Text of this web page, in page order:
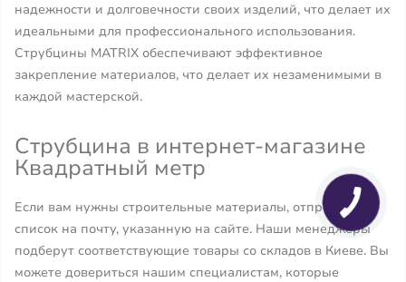
надежности и долговечности своих изделий, что делает их
идеальными для профессионального использования.
Струбцины MATRIX обеспечивают эффективное
закрепление материалов, что делает их незаменимыми в
каждой мастерской.
Струбцина в интернет-магазине
Квадратный метр
Если вам нужны строительные материалы, отправьте
список на почту, указанную на сайте. Наши менеджеры
подберут соответствующие товары со складов в Киеве. Вы
можете довериться нашим специалистам, которые